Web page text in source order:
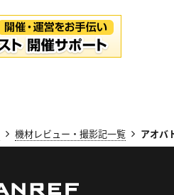
機材レビュー・撮影記一覧 アオバ